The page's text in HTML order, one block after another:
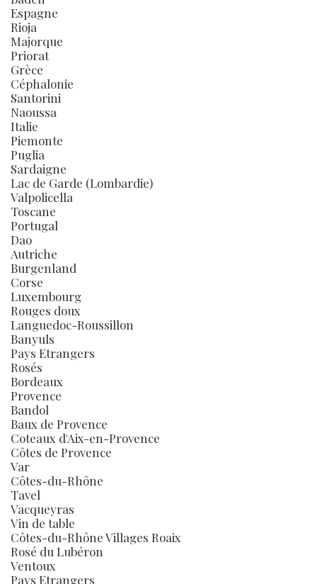
Espagne
Rioja
Majorque
Priorat
Grèce
Céphalonie
Santorini
Naoussa
Italie
Piemonte
Puglia
Sardaigne
Lac de Garde (Lombardie)
Valpolicella
Toscane
Portugal
Dao
Autriche
Burgenland
Corse
Luxembourg
Rouges doux
Languedoc-Roussillon
Banyuls
Pays Etrangers
Rosés
Bordeaux
Provence
Bandol
Baux de Provence
Coteaux d'Aix-en-Provence
Côtes de Provence
Var
Côtes-du-Rhône
Tavel
Vacqueyras
Vin de table
Côtes-du-Rhône Villages Roaix
Rosé du Lubéron
Ventoux
Pays Etrangers